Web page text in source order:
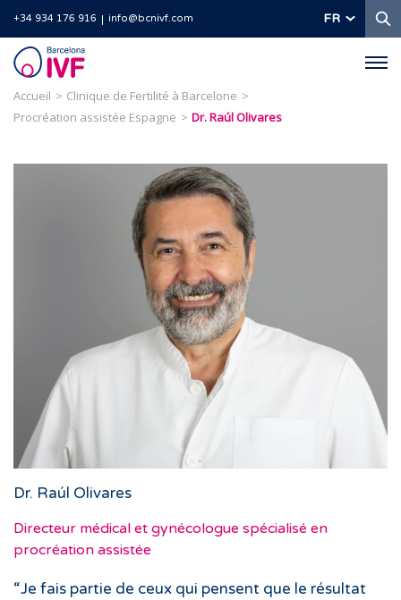
+34 934 176 916 info@bcnivf.com FR
Barcelona
IVF
Accueil
Clinique de Fertilité à Barcelone
Procréation assistée Espagne
Dr. Raúl Olivares
Dr. Raúl Olivares
Directeur médical et gynécologue spécialisé en
procréation assistée
“Je fais partie de ceux qui pensent que le résultat